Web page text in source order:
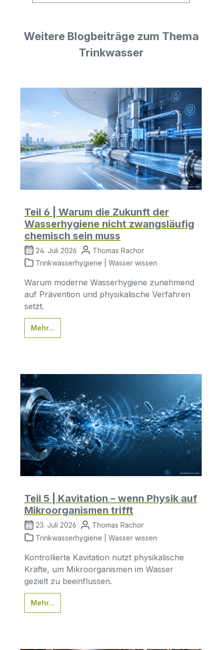
x M24 AG zu M22 AG - Wasserfilter
Wasserhahn Adapter 1 x 1/4"
Zapfstelle mit Edelstahl
Filterkartusche Hinweise! Das
System wird trocken ausgeliefert und
ist nicht gespült! Das System muss
zuerst 10-15 Liter Reinstwasser
produziert haben, bevor es zur
Trinkwassergewinnung verwendet
werden kann.
Weitere Blogbeiträge zum Thema
Trinkwasser
Teil 6 | Warum die Zukunft der
Wasserhygiene nicht zwangsläufig
chemisch sein muss
24. Juli 2026
Thomas Rachor
Trinkwasserhygiene | Wasser wissen
Warum moderne Wasserhygiene zunehmend
auf Prävention und physikalische Verfahren
setzt.
Mehr...
Teil 5 | Kavitation – wenn Physik auf
Mikroorganismen trifft
23. Juli 2026
Thomas Rachor
Trinkwasserhygiene | Wasser wissen
Kontrollierte Kavitation nutzt physikalische
Kräfte, um Mikroorganismen im Wasser
gezielt zu beeinflussen.
Mehr...